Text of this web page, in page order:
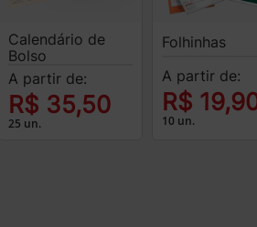
Calendário de
Bolso
A partir de:
R$ 35,50
25 un.
Folhinhas
A partir de:
R$
10 un.